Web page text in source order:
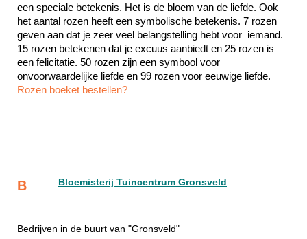
een speciale betekenis. Het is de bloem van de liefde. Ook
het aantal rozen heeft een symbolische betekenis. 7 rozen
geven aan dat je zeer veel belangstelling hebt voor  iemand.
15 rozen betekenen dat je excuus aanbiedt en 25 rozen is
een felicitatie. 50 rozen zijn een symbool voor
Rozen boeket bestellen?
B Bloemisterij Tuincentrum Gronsveld
Bedrijven in de buurt van "Gronsveld"